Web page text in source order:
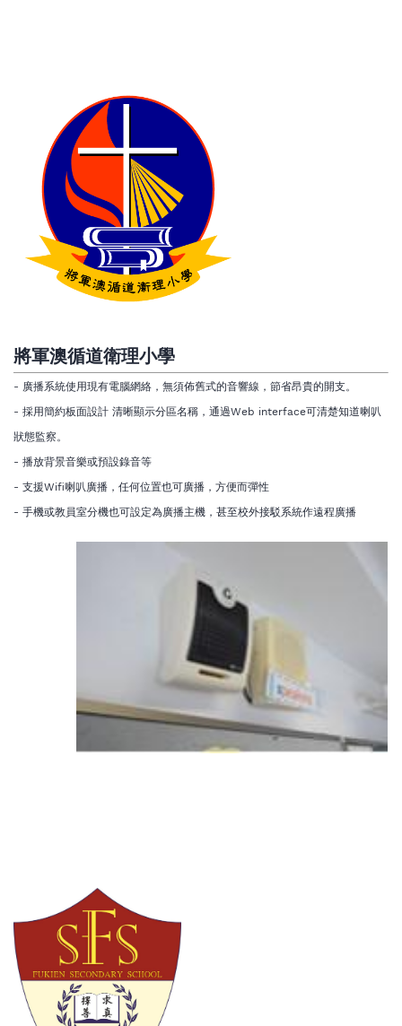
將軍澳循道衛理小學
- 廣播系統使用現有電腦網絡，無須佈舊式的音響線，節省昂貴的開支。
- 採用簡約板面設計 清晰顯示分區名稱，通過Web interface可清楚知道喇叭
狀態監察。
- 播放背景音樂或預設錄音等
- 支援Wifi喇叭廣播，任何位置也可廣播，方便而彈性
- 手機或教員室分機也可設定為廣播主機，甚至校外接駁系統作遠程廣播